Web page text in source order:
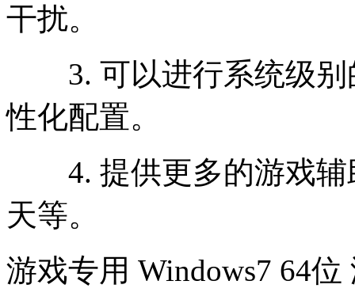
干扰。
3. 可以进行系统级别
性化配置。
4. 提供更多的游戏辅
天等。
游戏专用 Windows7 64